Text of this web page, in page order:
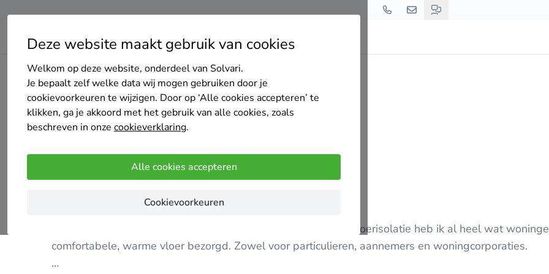
Deze website maakt gebruik van cookies
Welkom op deze website, onderdeel van Solvari.
Je bepaalt zelf welke data wij mogen gebruiken door je
cookievoorkeuren te wijzigen. Door op ‘Alle cookies accepteren’ te
klikken, ga je akkoord met het gebruik van alle cookies, zoals
beschreven in onze cookieverklaring.
Alle cookies accepteren
Cookievoorkeuren
Home Isolatie Noord-Brabant Eindhoven Plusklus 23
Met 10 jaar ervaring in het leveren en monteren van Tonzon vloerisolatie heb ik al heel wat
comfortabele, warme vloer bezorgd. Zowel voor particulieren, aannemers en woningcorporaties.